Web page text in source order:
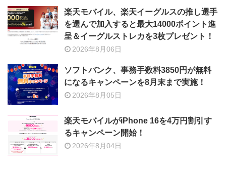
楽天モバイル、楽天イーグルスの推し選手
を選んで加入すると最大14000ポイント進
呈＆イーグルストレカを3枚プレゼント！
2026年8月06日
ソフトバンク、事務手数料3850円が無料
になるキャンペーンを8月末まで実施！
2026年8月05日
楽天モバイルがiPhone 16を4万円割引す
るキャンペーン開始！
2026年8月04日